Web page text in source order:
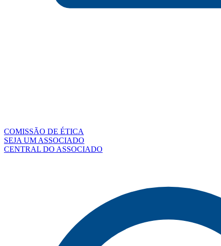
COMISSÃO DE ÉTICA
SEJA UM ASSOCIADO
CENTRAL DO ASSOCIADO